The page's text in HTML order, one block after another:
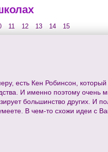
11 12 13 14 15
есть Кен Робинсон,
И именно поэтому очень
большинство других. И
В чем-то схожи идеи с